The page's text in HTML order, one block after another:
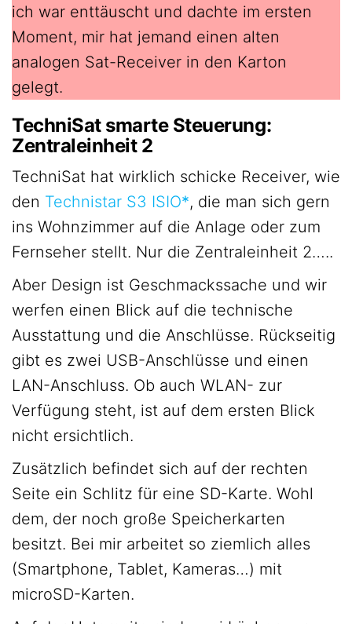
ich war enttäuscht und dachte im ersten
Moment, mir hat jemand einen alten
analogen Sat-Receiver in den Karton
gelegt.
TechniSat smarte Steuerung:
Zentraleinheit 2
TechniSat hat wirklich schicke Receiver, wie
den Technistar S3 ISIO , die man sich gern
ins Wohnzimmer auf die Anlage oder zum
Fernseher stellt. Nur die Zentraleinheit 2…..
Aber Design ist Geschmackssache und wir
werfen einen Blick auf die technische
Ausstattung und die Anschlüsse. Rückseitig
gibt es zwei USB-Anschlüsse und einen
LAN-Anschluss. Ob auch WLAN- zur
Verfügung steht, ist auf dem ersten Blick
nicht ersichtlich.
Zusätzlich befindet sich auf der rechten
Seite ein Schlitz für eine SD-Karte. Wohl
dem, der noch große Speicherkarten
besitzt. Bei mir arbeitet so ziemlich alles
(Smartphone, Tablet, Kameras…) mit
microSD-Karten.